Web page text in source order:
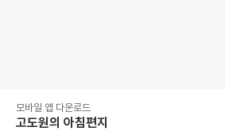
모바일 앱 다운로드
고도원의 아침편지